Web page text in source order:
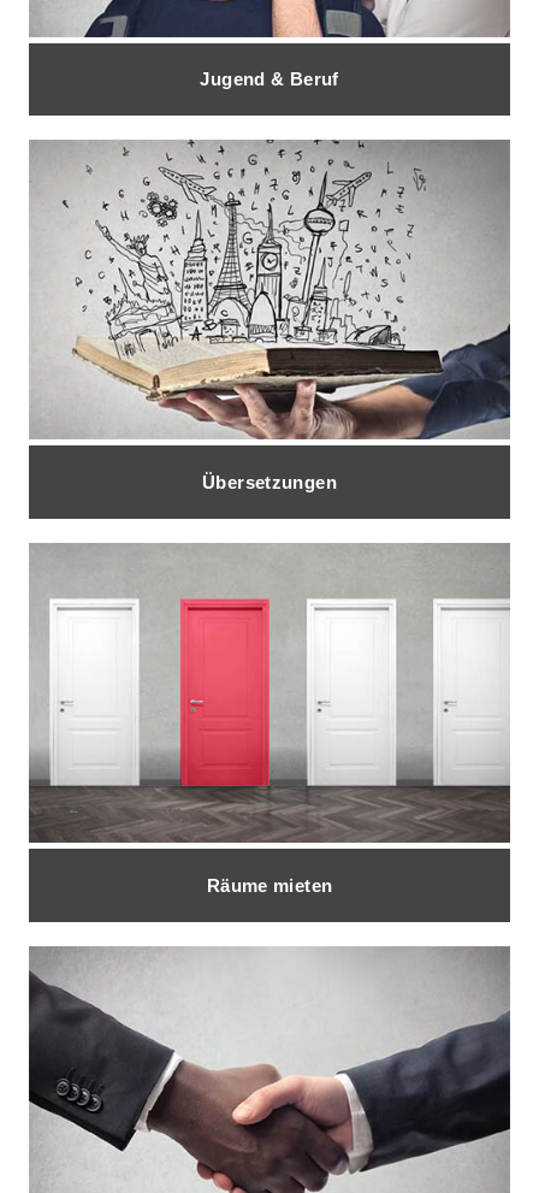
Jugend & Beruf
Übersetzungen
Räume mieten